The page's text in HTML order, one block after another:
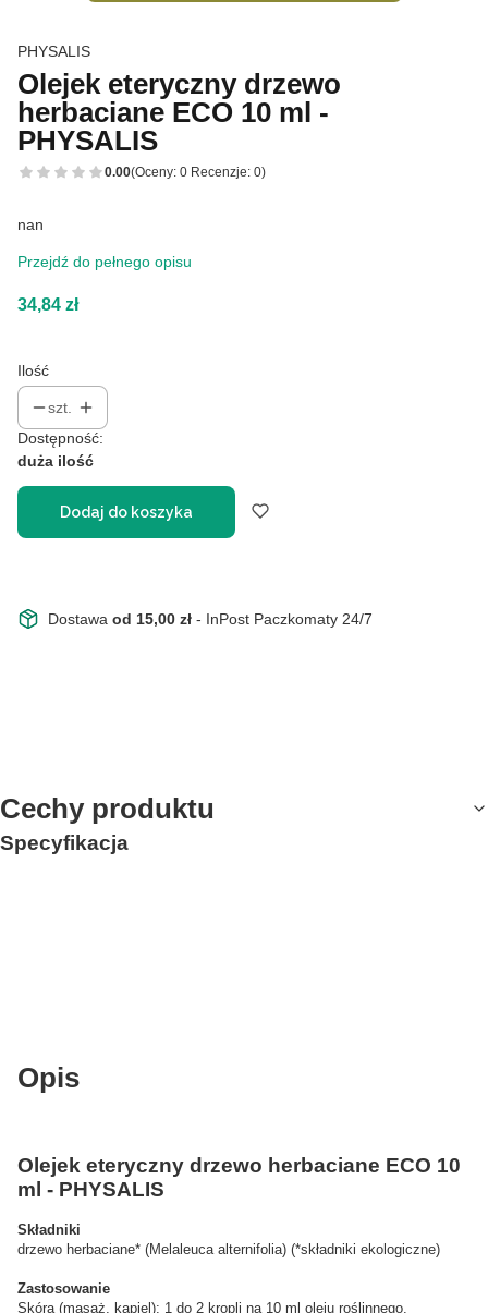
PHYSALIS
Olejek eteryczny drzewo
herbaciane ECO 10 ml -
PHYSALIS
0.00(Oceny: 0 Recenzje: 0)
nan
Przejdź do pełnego opisu
Cena
34,84 zł
Ilość
szt.
Dostępność:
duża ilość
Dodaj do koszyka
Dostawa od 15,00 zł - InPost Paczkomaty 24/7
Cechy produktu
Specyfikacja
Opis
Olejek eteryczny drzewo herbaciane ECO 10
ml - PHYSALIS
Składniki
drzewo herbaciane* (Melaleuca alternifolia) (*składniki ekologiczne)
Zastosowanie
Skóra (masaż, kąpiel): 1 do 2 kropli na 10 ml oleju roślinnego.